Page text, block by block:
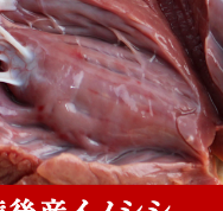
製作所ブロ
く表記 プライバシ
ログイン